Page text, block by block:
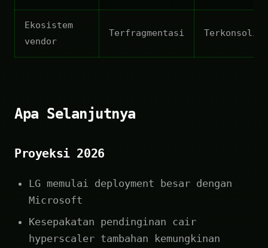
Ekosistem
vendor
Terfragmentasi
Apa Selanjutnya
Proyeksi 2026
LG memulai deployment besar dengan
Microsoft
Kesepakatan pendinginan cair
hyperscaler tambahan kemungkinan